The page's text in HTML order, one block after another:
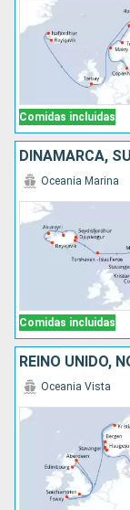
Comidas incluidas
Comidas incluidas
Oceania Marina
REINO UNIDO,
Oceania Vista